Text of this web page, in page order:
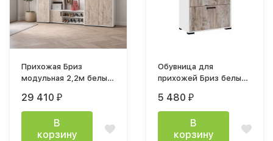
Прихожая Бриз
модульная 2,2м белый
29 410 ₽
В
корзину
Обувница для
прихожей Бриз белый/
5 480 ₽
В
корзину